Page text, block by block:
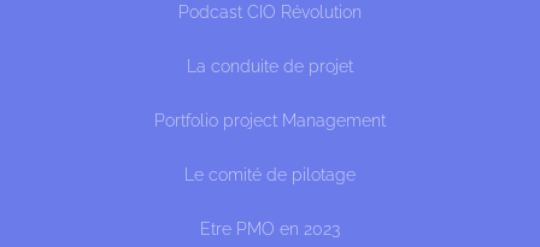
Podcast CIO Révolution
La conduite de projet
Portfolio project Management
Le comité de pilotage
Etre PMO en 2023